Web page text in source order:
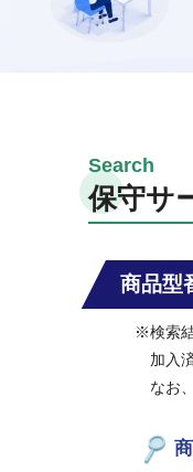
保守サ
商品型
※検索
加入
なお